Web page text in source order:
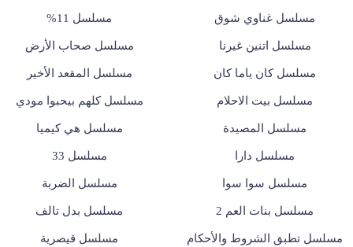
مسلسل غناوي شوق مسلسل 11%
مسلسل اتنين غيرنا مسلسل صحاب الأرض
مسلسل كان ياما كان مسلسل المقعد الأخير
مسلسل بيت الاحلام مسلسل كلهم بيحبوا مودي
مسلسل المصيدة مسلسل هي كيميا
مسلسل دارا مسلسل 33
مسلسل سوا سوا مسلسل الضربة
مسلسل بنات العم 2 مسلسل بدل تالف
مسلسل تطبق الشروط والأحكام مسلسل قيصرية